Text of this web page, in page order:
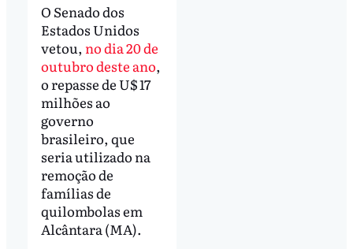
O Senado dos
Estados Unidos
vetou, no dia 20 de
outubro deste ano,
o repasse de U$ 17
milhões ao
governo
brasileiro, que
seria utilizado na
remoção de
famílias de
quilombolas em
Alcântara (MA).